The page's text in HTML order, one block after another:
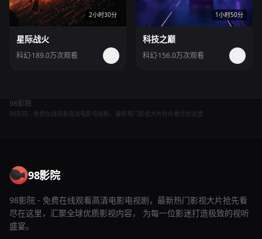
2小时30分
星际战火
科幻 189.0万次观看
1小时50分
科技之巅
科幻 156.0万次观看
98影院
98影院 - 免费在线观看高清电影电视剧，最新热门影视大片抢先看尽在这里
98影院
98影院 - 免费在线观看高清电影电视剧，最新热门影视大片抢先看
尽在这里，汇聚全球优质影视内容， 为每一位影迷打造极致的视听
盛宴。